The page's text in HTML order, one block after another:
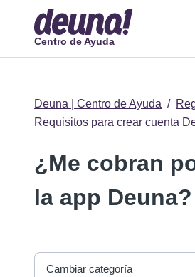
Centro de Ayuda
Deuna | Centro de Ayuda
Requisitos para crear cuenta
¿Me cobran
la app Deuna?
Cambiar categoría